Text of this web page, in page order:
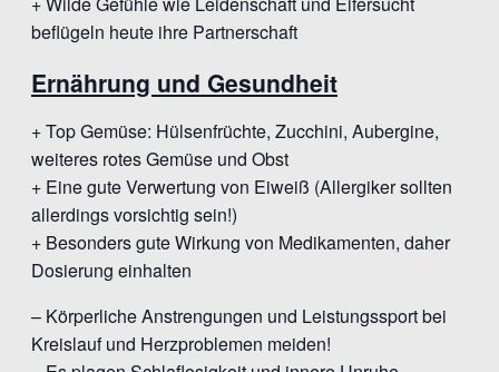
beflügeln heute ihre Partnerschaft
Ernährung und Gesundheit
+ Top Gemüse: Hülsenfrüchte, Zucchini, Aubergine,
weiteres rotes Gemüse und Obst
+ Eine gute Verwertung von Eiweiß (Allergiker sollten
allerdings vorsichtig sein!)
+ Besonders gute Wirkung von Medikamenten, daher
Dosierung einhalten
– Körperliche Anstrengungen und Leistungssport bei
Kreislauf und Herzproblemen meiden!